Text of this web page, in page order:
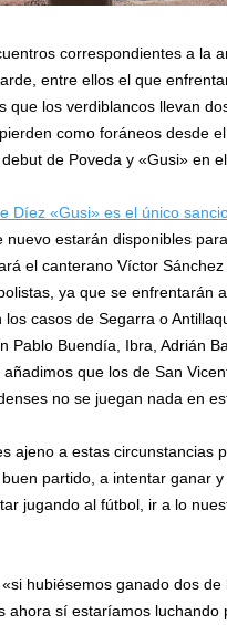
correspondientes a la
entre ellos el que
que los verdiblancos llevan
como foráneos desde
de Poveda y «Gusi» en
Díez «Gusi» es el único
nuevo estarán disponibles
el canterano Víctor
ya que se enfrentarán
casos de Segarra o
Pablo Buendía, Ibra, Adrián
que los de San
no se juegan nada en
ajeno a estas circunstancias
partido, a intentar ganar
jugando al fútbol, ir a lo
hubiésemos ganado dos
ahora sí estaríamos